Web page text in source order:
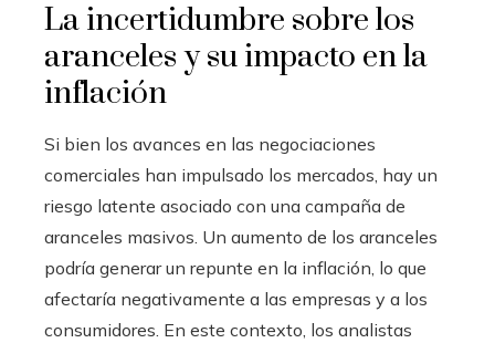
La incertidumbre sobre los
aranceles y su impacto en la
inflación
Si bien los avances en las negociaciones
comerciales han impulsado los mercados, hay un
riesgo latente asociado con una campaña de
aranceles masivos. Un aumento de los aranceles
podría generar un repunte en la inflación, lo que
afectaría negativamente a las empresas y a los
consumidores. En este contexto, los analistas